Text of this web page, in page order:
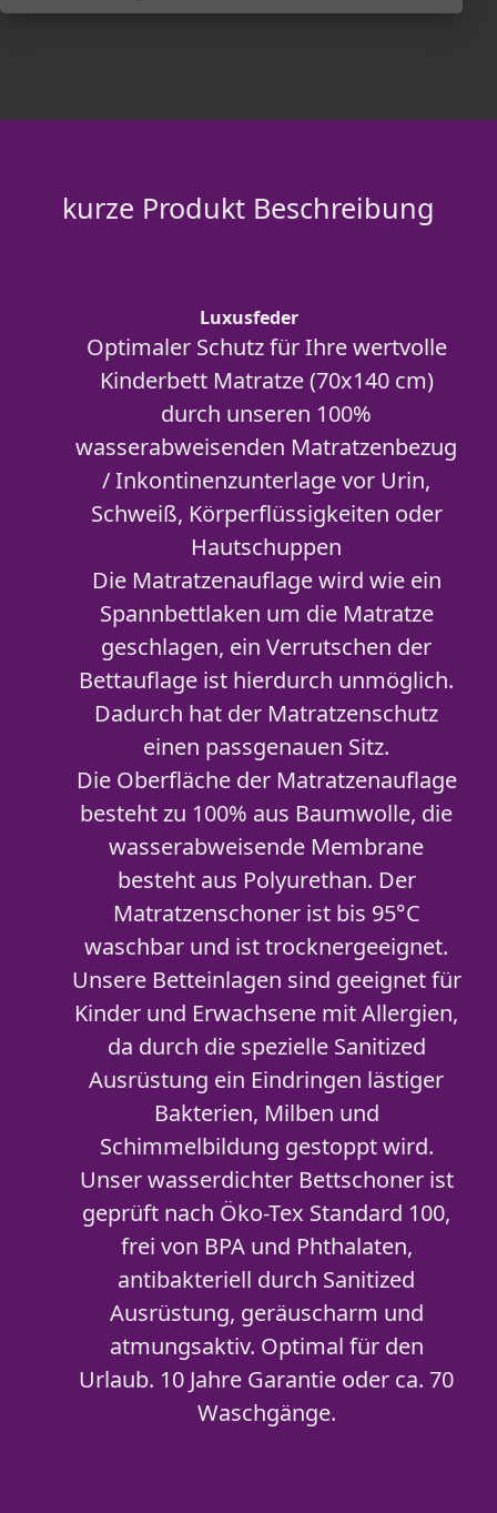
kurze Produkt Beschreibung
Luxusfeder
Optimaler Schutz für Ihre wertvolle
Kinderbett Matratze (70x140 cm)
durch unseren 100%
wasserabweisenden Matratzenbezug
/ Inkontinenzunterlage vor Urin,
Schweiß, Körperflüssigkeiten oder
Hautschuppen
Die Matratzenauflage wird wie ein
Spannbettlaken um die Matratze
geschlagen, ein Verrutschen der
Bettauflage ist hierdurch unmöglich.
Dadurch hat der Matratzenschutz
einen passgenauen Sitz.
Die Oberfläche der Matratzenauflage
besteht zu 100% aus Baumwolle, die
wasserabweisende Membrane
besteht aus Polyurethan. Der
Matratzenschoner ist bis 95°C
waschbar und ist trocknergeeignet.
Unsere Betteinlagen sind geeignet für
Kinder und Erwachsene mit Allergien,
da durch die spezielle Sanitized
Ausrüstung ein Eindringen lästiger
Bakterien, Milben und
Schimmelbildung gestoppt wird.
Unser wasserdichter Bettschoner ist
geprüft nach Öko-Tex Standard 100,
frei von BPA und Phthalaten,
antibakteriell durch Sanitized
Ausrüstung, geräuscharm und
atmungsaktiv. Optimal für den
Urlaub. 10 Jahre Garantie oder ca. 70
Waschgänge.